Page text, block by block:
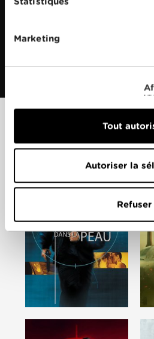
Marketing
Tout
Autoriser la
Refuser
Films apparentés